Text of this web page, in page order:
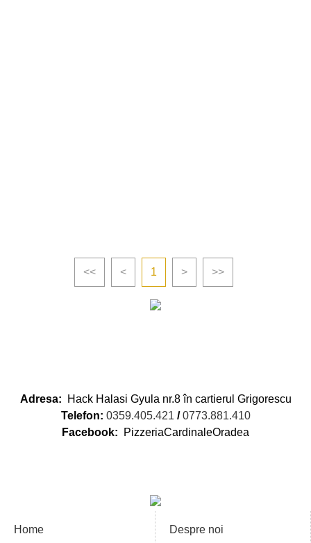
<< < 1 > >>
Adresa:
Hack Halasi Gyula nr.8 în cartierul Grigorescu
Telefon: 0359.405.421 /0773.881.410
Facebook:
PizzeriaCardinaleOradea
Home Despre noi